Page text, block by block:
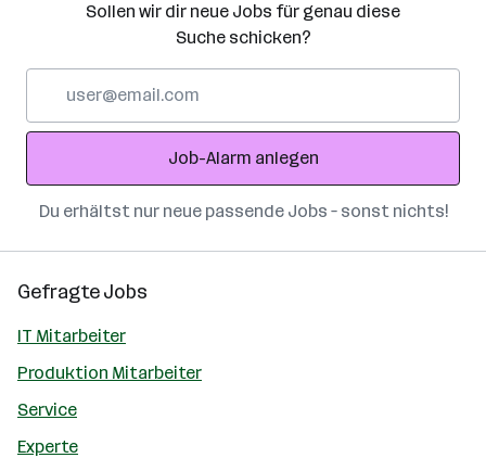
Sollen wir dir neue Jobs für genau diese
Suche schicken?
Adresse
Job-Alarm anlegen
Du erhältst nur neue passende Jobs – sonst nichts!
Gefragte Jobs
IT Mitarbeiter
Produktion Mitarbeiter
Service
Experte